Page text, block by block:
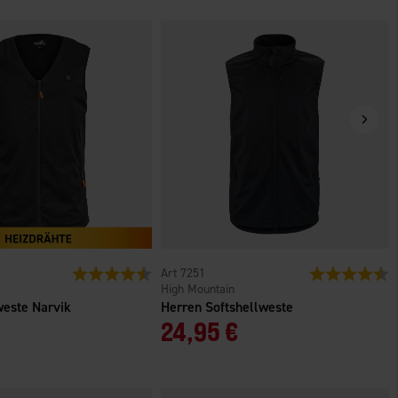
Narvik
Bewertung: 4.3 von 5 Sternen
Herren Softshellweste
High Mountain
7251
24,95 €
Bewertung: